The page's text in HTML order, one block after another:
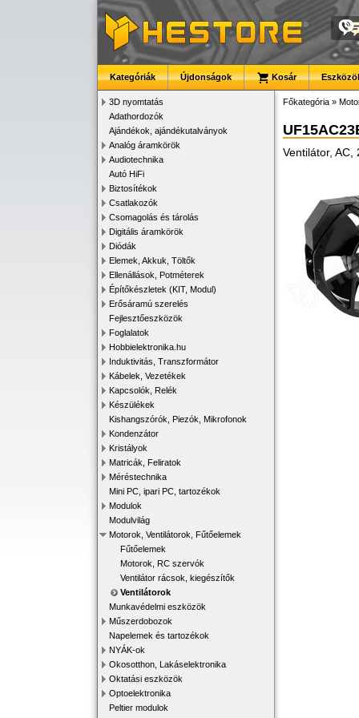
Kategóriák Újdonságok Kosár
3D nyomtatás
Adathordozók
Ajándékok, ajándékutalványok
Analóg áramkörök
Audiotechnika
Autó HiFi
Biztosítékok
Csatlakozók
Csomagolás és tárolás
Digitális áramkörök
Diódák
Elemek, Akkuk, Töltők
Ellenállások, Potméterek
Építőkészletek (KIT, Modul)
Erősáramú szerelés
Fejlesztőeszközök
Foglalatok
Hobbielektronika.hu
Induktivitás, Transzformátor
Kábelek, Vezetékek
Kapcsolók, Relék
Készülékek
Kishangszórók, Piezók, Mikrofonok
Kondenzátor
Kristályok
Matricák, Feliratok
Méréstechnika
Mini PC, ipari PC, tartozékok
Modulok
Modulvilág
Motorok, Ventilátorok, Fűtőelemek
Fűtőelemek
Motorok, RC szervók
Ventilátor rácsok, kiegészítők
Ventilátorok
Munkavédelmi eszközök
Műszerdobozok
Napelemek és tartozékok
NYÁK-ok
Okosotthon, Lakáselektronika
Oktatási eszközök
Optoelektronika
Peltier modulok
Főkategória »
Ventilátor,